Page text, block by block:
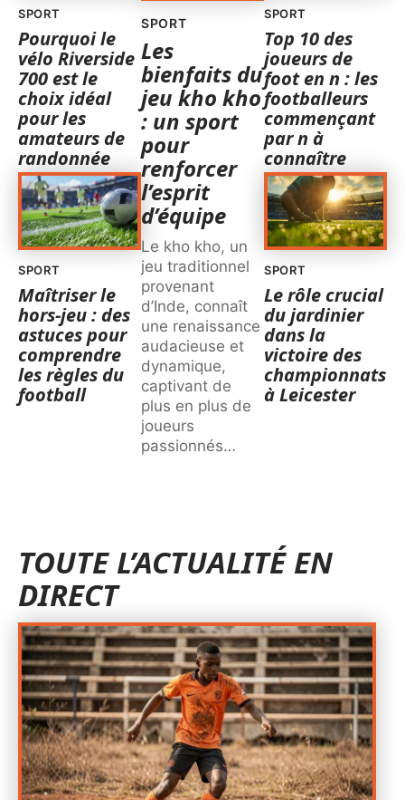
SPORT
Pourquoi le
vélo Riverside
700 est le
choix idéal
pour les
amateurs de
randonnée
SPORT
Maîtriser le
hors-jeu : des
astuces pour
comprendre
les règles du
football
SPORT
Les
bienfaits du
jeu kho kho
: un sport
pour
renforcer
l’esprit
d’équipe
Le kho kho, un
jeu traditionnel
provenant
d’Inde, connaît
une renaissance
audacieuse et
dynamique,
captivant de
plus en plus de
joueurs
passionnés…
SPORT
Top 10 des
joueurs de
foot en n : les
footballeurs
commençant
par n à
connaître
SPORT
Le rôle crucial
du jardinier
dans la
victoire des
championnats
à Leicester
TOUTE L’ACTUALITÉ EN
DIRECT